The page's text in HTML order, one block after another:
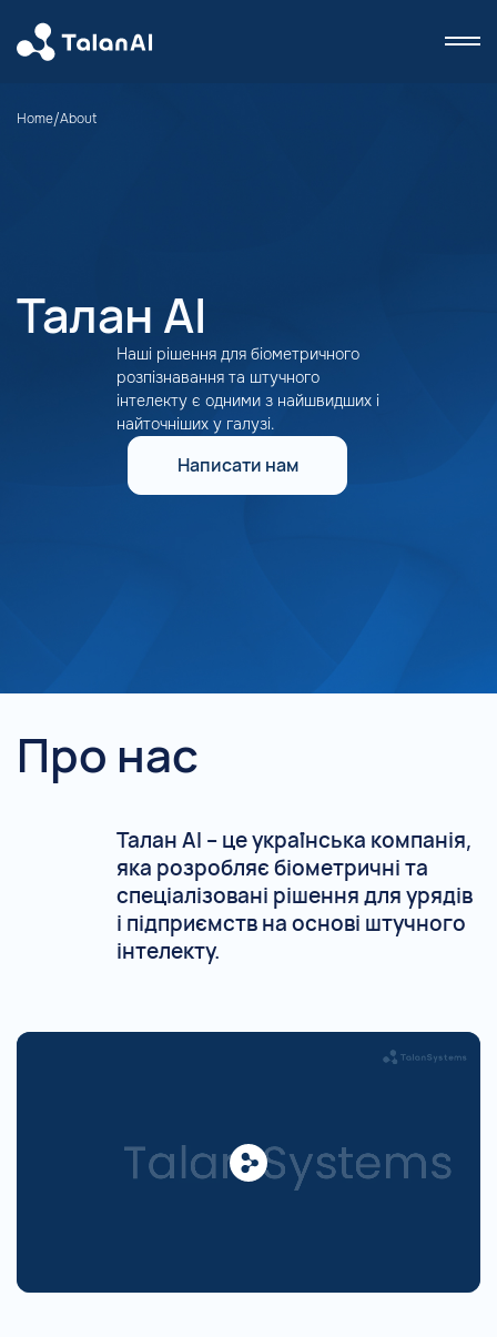
Home/About
Талан АІ
Наші рішення для біометричного
розпізнавання та штучного
інтелекту є одними з найшвидших і
найточніших у галузі.
Написати нам
Про нас
Талан АІ – це українська компанія,
яка розробляє біометричні та
спеціалізовані рішення для урядів
і підприємств на основі штучного
інтелекту.